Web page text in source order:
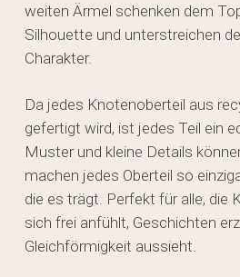
weiten Ärmel schenken dem
Silhouette und unterstreichen
Charakter.
Da jedes Knotenoberteil aus
gefertigt wird, ist jedes Teil ein
Muster und kleine Details
machen jedes Oberteil so
die es trägt. Perfekt für alle, die
sich frei anfühlt, Geschichten
Gleichförmigkeit aussieht.